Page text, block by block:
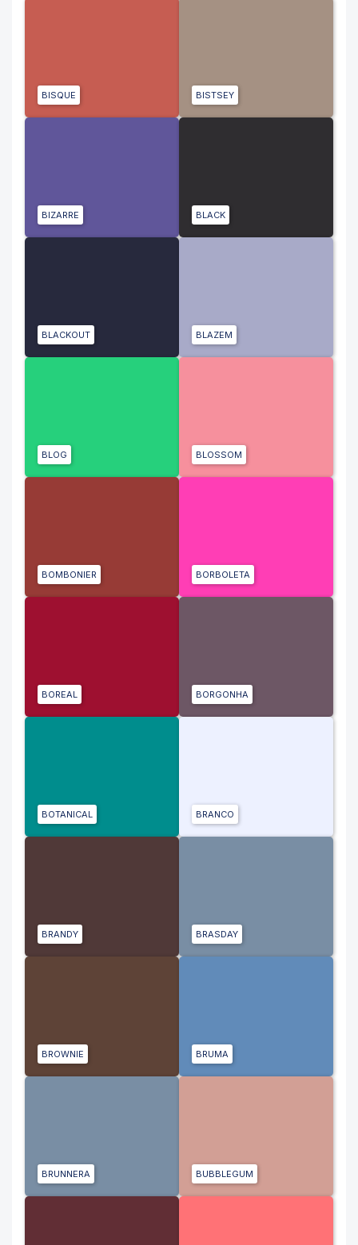
BISQUE BISTSEY
BIZARRE BLACK
BLACKOUT BLAZEM
BLOG BLOSSOM
BOMBONIER BORBOLETA
BOREAL BORGONHA
BOTANICAL BRANCO
BRANDY BRASDAY
BROWNIE BRUMA
BRUNNERA BUBBLEGUM